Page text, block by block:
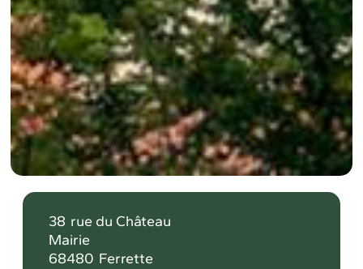
38 rue du Château
Mairie
68480 Ferrette